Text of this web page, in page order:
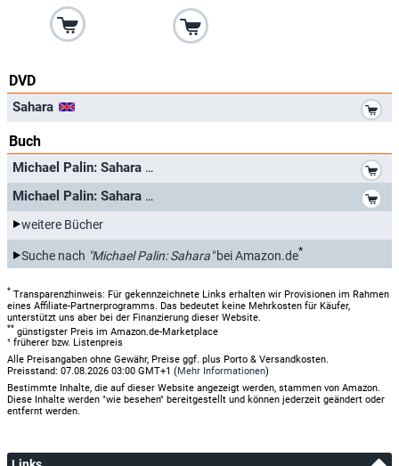
DVD
Sahara
Buch
Michael Palin: Sahara
Michael Palin: Sahara
weitere Bücher
Suche nach "Michael Palin: Sahara"bei Amazon.de*
* Transparenzhinweis: Für gekennzeichnete Links erhalten wir Provisionen im Rahmen
eines Affiliate-Partnerprogramms. Das bedeutet keine Mehrkosten für Käufer,
unterstützt uns aber bei der Finanzierung dieser Website.
** günstigster Preis im Amazon.de-Marketplace
¹ früherer bzw. Listenpreis
Alle Preisangaben ohne Gewähr, Preise ggf. plus Porto & Versandkosten.
Preisstand: 07.08.2026 03:00 GMT+1 (Mehr Informationen)
Bestimmte Inhalte, die auf dieser Website angezeigt werden, stammen von Amazon.
Diese Inhalte werden "wie besehen" bereitgestellt und können jederzeit geändert oder
entfernt werden.